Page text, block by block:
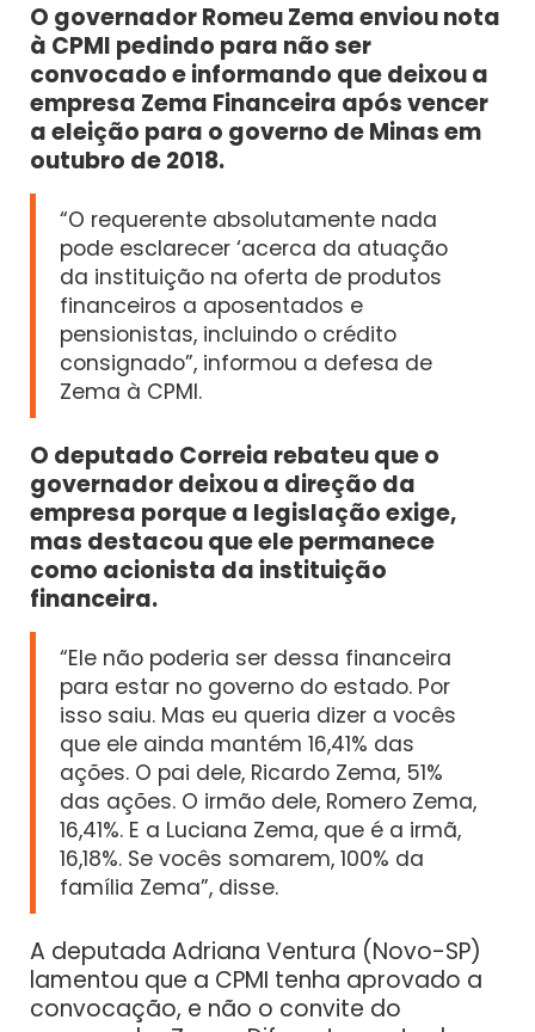
O governador Romeu Zema enviou nota
à CPMI pedindo para não ser
convocado e informando que deixou a
empresa Zema Financeira após vencer
a eleição para o governo de Minas em
outubro de 2018.
“O requerente absolutamente nada
pode esclarecer ‘acerca da atuação
da instituição na oferta de produtos
financeiros a aposentados e
pensionistas, incluindo o crédito
consignado”, informou a defesa de
Zema à CPMI.
O deputado Correia rebateu que o
governador deixou a direção da
empresa porque a legislação exige,
mas destacou que ele permanece
como acionista da instituição
financeira.
“Ele não poderia ser dessa financeira
para estar no governo do estado. Por
isso saiu. Mas eu queria dizer a vocês
que ele ainda mantém 16,41% das
ações. O pai dele, Ricardo Zema, 51%
das ações. O irmão dele, Romero Zema,
16,41%. E a Luciana Zema, que é a irmã,
16,18%. Se vocês somarem, 100% da
família Zema”, disse.
A deputada Adriana Ventura (Novo-SP)
lamentou que a CPMI tenha aprovado a
convocação, e não o convite do